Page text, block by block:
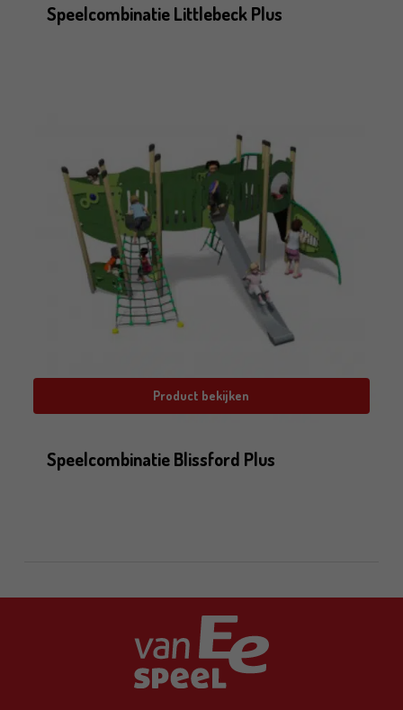
Speelcombinatie Littlebeck Plus
Product bekijken
Speelcombinatie Blissford Plus